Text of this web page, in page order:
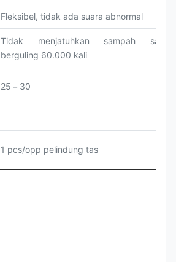
Fleksibel, tidak ada suara abnormal
Tidak menjatuhkan sampah saat
berguling 60.000 kali
25－30
1 pcs/opp pelindung tas